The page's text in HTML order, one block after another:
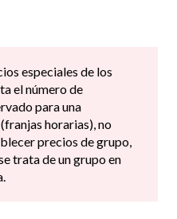
especiales de los
el número de
para una
horarias), no
precios de grupo,
trata de un grupo en